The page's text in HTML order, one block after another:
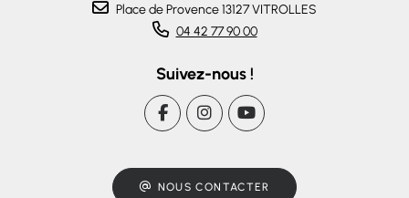
Place de Provence 13127 VITROLLES
04 42 77 90 00
Suivez-nous !
NOUS CONTACTER